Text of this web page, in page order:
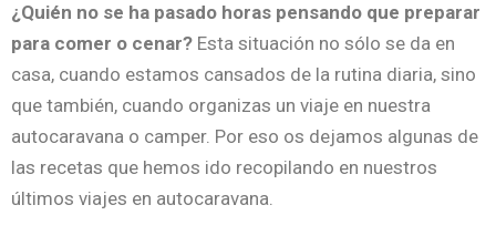
¿Quién no se ha pasado horas pensando que preparar
para comer o cenar? Esta situación no sólo se da en
casa, cuando estamos cansados de la rutina diaria, sino
que también, cuando organizas un viaje en nuestra
autocaravana o camper. Por eso os dejamos algunas de
las recetas que hemos ido recopilando en nuestros
últimos viajes en autocaravana.